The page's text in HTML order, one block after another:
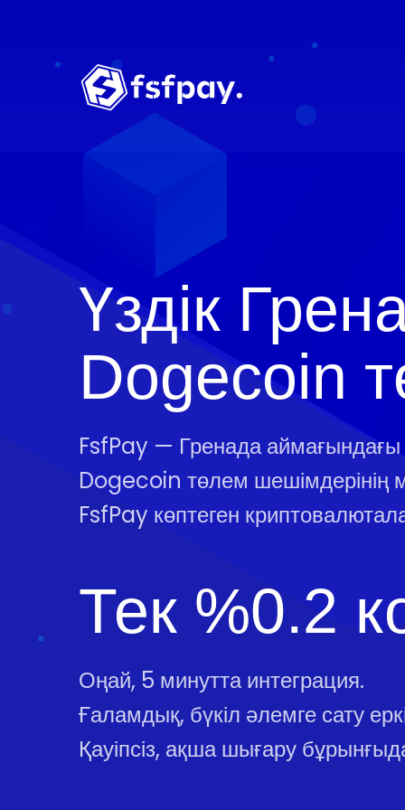
Үздік
Dogecoin
FsfPay — Гренада аймағындағы
Dogecoin төлем шешімдерінің
FsfPay көптеген
Тек %0.2
Оңай, 5 минутта интеграция.
Ғаламдық, бүкіл әлемге сату
Қауіпсіз, ақша шығару